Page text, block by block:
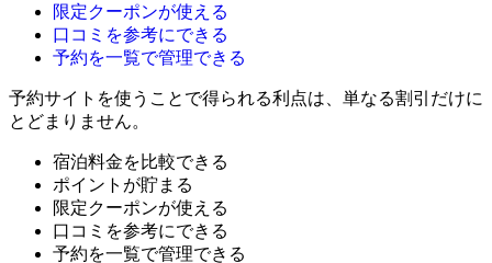
限定クーポンが使える
口コミを参考にできる
予約を一覧で管理できる
予約サイトを使うことで得られる利点は、単なる割引だけに
とどまりません。
宿泊料金を比較できる
ポイントが貯まる
限定クーポンが使える
口コミを参考にできる
予約を一覧で管理できる